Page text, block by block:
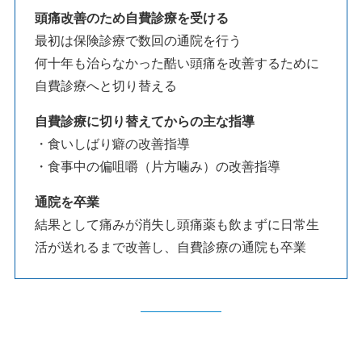
頭痛改善のため自費診療を受ける
最初は保険診療で数回の通院を行う
何十年も治らなかった酷い頭痛を改善するために
自費診療へと切り替える
自費診療に切り替えてからの主な指導
・食いしばり癖の改善指導
・食事中の偏咀嚼（片方噛み）の改善指導
通院を卒業
結果として痛みが消失し頭痛薬も飲まずに日常生
活が送れるまで改善し、自費診療の通院も卒業